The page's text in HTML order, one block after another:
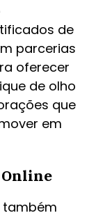
de
parcerias
oferecer
de olho
que
em
Online
também